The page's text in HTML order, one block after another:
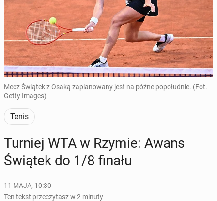
Mecz Świątek z Osaką zaplanowany jest na późne popołudnie. (Fot.
Getty Images)
Tenis
Turniej WTA w Rzymie: Awans
Świątek do 1/8 finału
11 MAJA, 10:30
Ten tekst przeczytasz w 2 minuty